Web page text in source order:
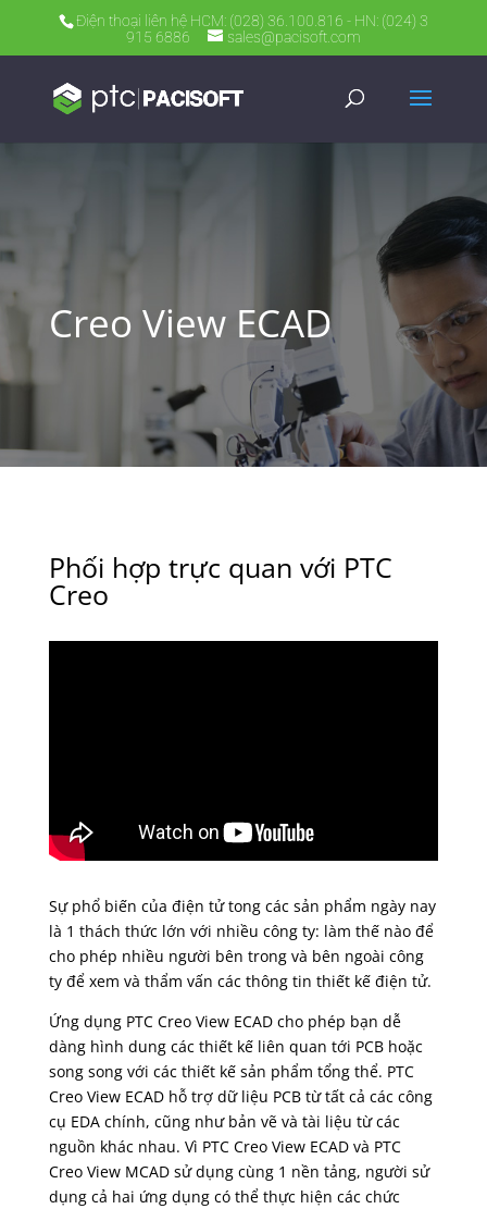
Điện thoại liên hệ HCM: (028) 36.100.816 - HN: (024) 3
915 6886
sales@pacisoft.com
Creo View ECAD
Phối hợp trực quan với PTC
Creo
Sự phổ biến của điện tử tong các sản phẩm ngày nay
là 1 thách thức lớn với nhiều công ty: làm thế nào để
cho phép nhiều người bên trong và bên ngoài công
ty để xem và thẩm vấn các thông tin thiết kế điện tử.
Ứng dụng PTC Creo View ECAD cho phép bạn dễ
dàng hình dung các thiết kế liên quan tới PCB hoặc
song song với các thiết kế sản phẩm tổng thể. PTC
Creo View ECAD hỗ trợ dữ liệu PCB từ tất cả các công
cụ EDA chính, cũng như bản vẽ và tài liệu từ các
nguồn khác nhau. Vì PTC Creo View ECAD và PTC
Creo View MCAD sử dụng cùng 1 nền tảng, người sử
dụng cả hai ứng dụng có thể thực hiện các chức